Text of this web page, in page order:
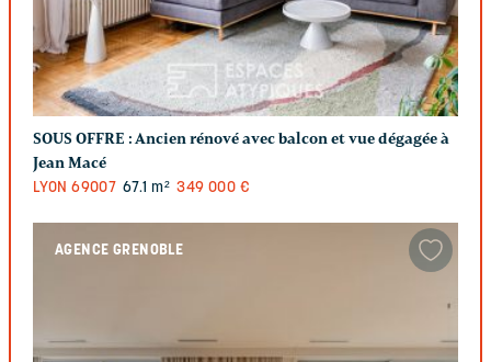
SOUS OFFRE :Ancien rénové avec balcon et vue dégagée à
Jean Macé
LYON 69007 67.1 m² 349 000 €
AGENCE GRENOBLE